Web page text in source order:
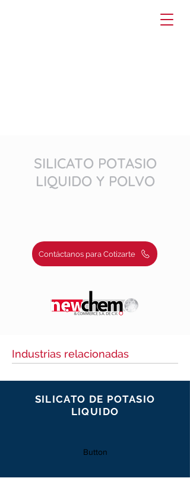
SILICATO POTASIO
LIQUIDO Y POLVO
Contáctanos para Cotizarte
Industrias relacionadas
SILICATO DE POTASIO
LIQUIDO
Button